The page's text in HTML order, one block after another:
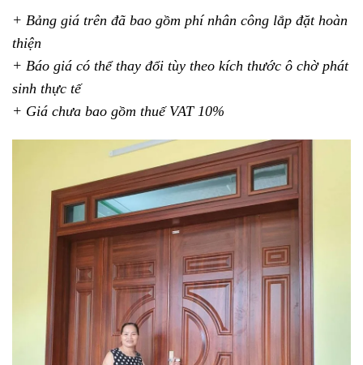
+ Bảng giá trên đã bao gồm phí nhân công lắp đặt hoàn
thiện
+ Báo giá có thể thay đổi tùy theo kích thước ô chờ phát
sinh thực tế
+ Giá chưa bao gồm thuế VAT 10%